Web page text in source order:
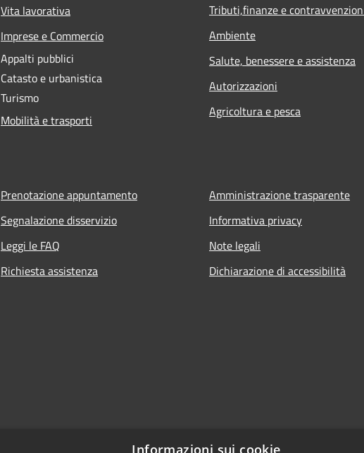
Vita lavorativa
Imprese e Commercio
Appalti pubblici
Catasto e urbanistica
Turismo
Mobilità e trasporti
Tributi,finanze e
Ambiente
Salute, benessere e assistenza
Autorizzazioni
Agricoltura e pesca
Prenotazione appuntamento
Segnalazione disservizio
Leggi le FAQ
Richiesta assistenza
Amministrazione trasparente
Informativa privacy
Note legali
Dichiarazione di accessibilità
Informazioni sui cookie